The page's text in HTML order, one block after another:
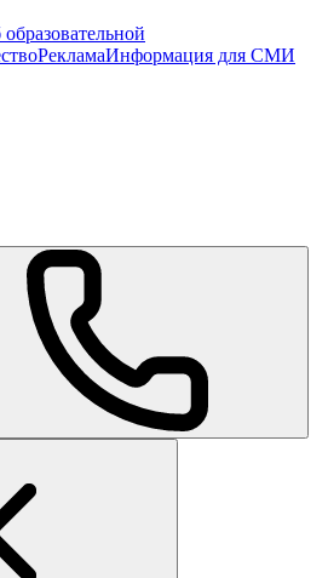
РекламаИнформация для СМИ